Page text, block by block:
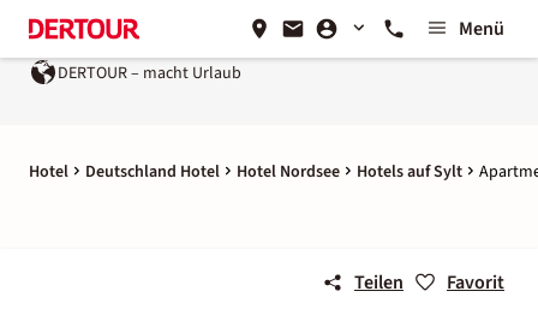
Menü
DERTOUR – macht Urlaub
Hotel Deutschland Hotel Hotel Nordsee Hotels auf Sylt
Teilen Favorit